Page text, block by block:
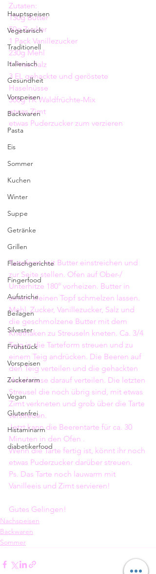
Hauptspeisen
Vegetarisch
Traditionell
Italienisch
Gesundheit
Vorspeisen
Backwaren
Pasta
Eis
Sommer
Kuchen
Winter
Suppe
Getränke
Grillen
Fleischgerichte
Fingerfood
Aufstriche
Beilagen
Silvester
Frühstück
Vorspeisen
Zuckerarm
Vegan
Glutenfrei
Histaminarm
diabetikerfood
Zutaten:
130g Butter
50g Zucker
1 Pack Vanillezucker
230g Mehl
1 Prise Salz
3 EL gehackte und geröstete
Haselnüsse
500g TK Waldfrüchte-Mix
etwas Zimt
etwas Puderzucker zum verzieren
Tarteform mit Butter einstreichen und
zur Seite stellen. Ofen auf Ober-/
Unterhitze 180° vorheizen. Butter in
einem kleinen Topf schmelzen lassen.
Mehl, Zucker, Vanillezucker, Salz und
die geschmolzene Butter mit dem
Knethaken zu Streuseln kneten. Ca. 3/4
Teig in die Tarteform streuen und zu
einem Teig andrücken. Die Beeren auf
den Teig verteilen und die gehackten
Haselnüsse darauf verteilen. Die letzten
Streusel die noch übrig sind, mit etwas
Zimt verkneten und grob über die Tarte
verstreuen.
Jetzt kann die Beerentarte für ca. 30
Minuten in den Ofen .
Wenn die Tarte fertig ist, könnt ihr noch
etwas Puderzucker darüber streuen.
Ps. Das Tarte noch lauwarm mit
Vanilleeis und Zimt servieren!
Gutes Gelingen!
Nachspeisen
Backwaren
Sommer